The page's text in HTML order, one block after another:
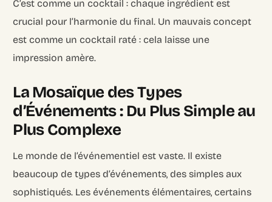
C’est comme un cocktail : chaque ingrédient est
crucial pour l’harmonie du final. Un mauvais concept
est comme un cocktail raté : cela laisse une
impression amère.
La Mosaïque des Types
d’Événements : Du Plus Simple au
Plus Complexe
Le monde de l’événementiel est vaste. Il existe
beaucoup de types d’événements, des simples aux
sophistiqués. Les événements élémentaires, certains